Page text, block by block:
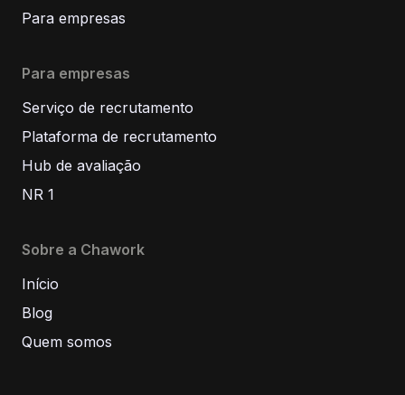
Para empresas
Para empresas
Serviço de recrutamento
Plataforma de recrutamento
Hub de avaliação
NR 1
Sobre a Chawork
Início
Blog
Quem somos